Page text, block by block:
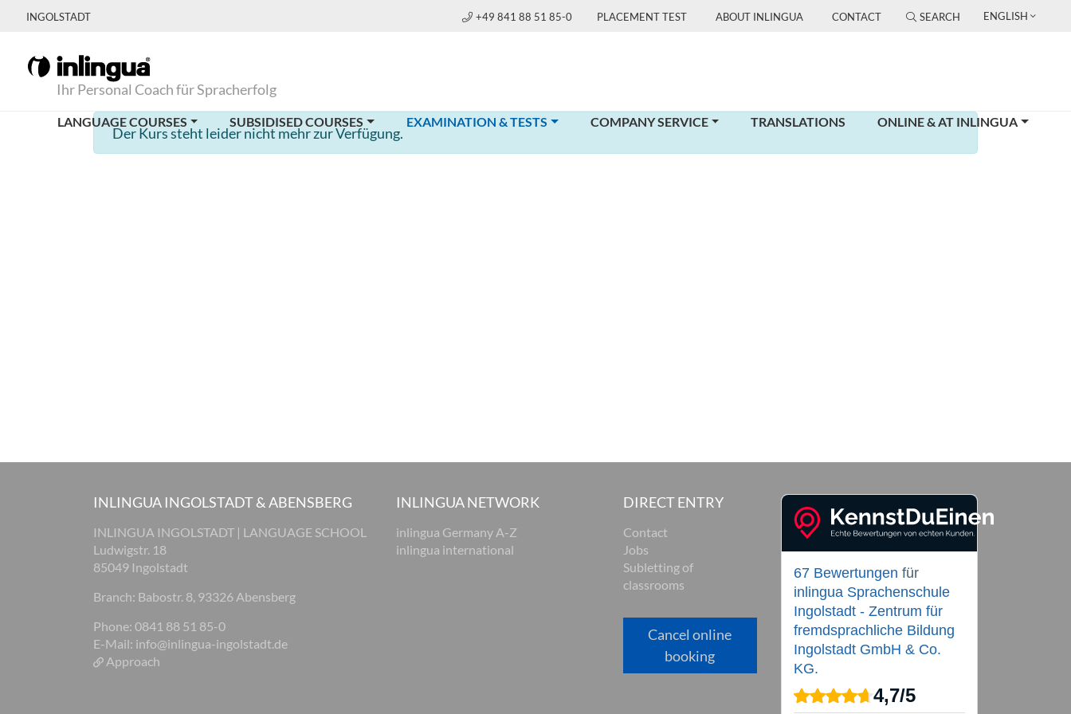
INGOLSTADT +49 841 88 51 85-0 PLACEMENT TEST ABOUT INLINGUA CONTACT SEARCH ENGLISH
Ihr Personal Coach für Spracherfolg
LANGUAGE COURSES SUBSIDISED COURSES EXAMINATION & TESTS(CURRENT)COMPANY SERVICE TRANSLATIONS ONLINE & AT INLINGUA
Der Kurs steht leider nicht mehr zur Verfügung.
INLINGUA INGOLSTADT & ABENSBERG
INLINGUA INGOLSTADT | LANGUAGE SCHOOL
Ludwigstr. 18
85049 Ingolstadt
Branch: Babostr. 8, 93326 Abensberg
Phone: 0841 88 51 85-0
E-Mail: info@inlingua-ingolstadt.de
Approach
INLINGUA NETWORK
inlingua Germany A-Z
inlingua international
DIRECT ENTRY
Contact
Jobs
Subletting of
classrooms
Cancel online
booking
67 Bewertungen für
inlingua Sprachenschule
Ingolstadt - Zentrum für
fremdsprachliche Bildung
Ingolstadt GmbH & Co.
KG.
4,7/5